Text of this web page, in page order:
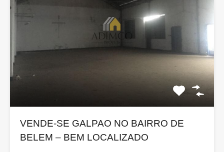
VENDE-SE GALPAO NO BAIRRO DE
BELEM – BEM LOCALIZADO